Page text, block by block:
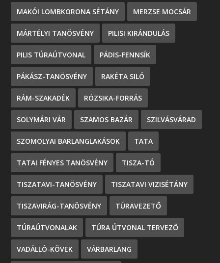
MAKÓI LOMBKORONA SÉTÁNY MERZSE MOCSÁR
MÁRTÉLYI TANÖSVÉNY PILISI KIRÁNDULÁS
PILIS TÚRAÚTVONAL PÁDIS-FENNSÍK
PÁKÁSZ-TANÖSVÉNY RAKÉTA SILÓ
RÁM-SZAKADÉK RÓZSIKA-FORRÁS
SOLYMÁRI VÁR SZAMOS BAZÁR SZILVÁSVÁRAD
SZOMOLYAI BARLANGLAKÁSOK TATA
TATAI FÉNYES TANÖSVÉNY TISZA-TÓ
TISZATAVI-TANÖSVÉNY TISZATAVI VIZISÉTÁNY
TISZAVIRÁG-TANÖSVÉNY TÚRAVEZETŐ
TÚRAÚTVONALAK TÚRA ÚTVONAL TERVEZŐ
VADÁLLÓ-KÖVEK VÁRBARLANG